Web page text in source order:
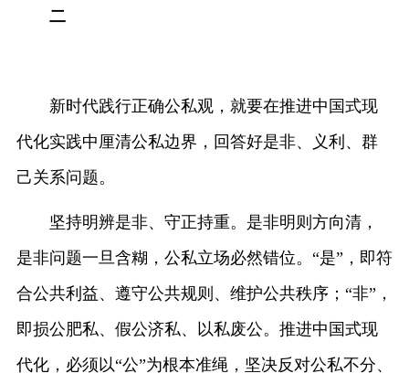
二
新时代践行正确公私观，就要在推进中国式现
代化实践中厘清公私边界，回答好是非、义利、群
己关系问题。
坚持明辨是非、守正持重。是非明则方向清，
是非问题一旦含糊，公私立场必然错位。“是”，即符
合公共利益、遵守公共规则、维护公共秩序；“非”，
即损公肥私、假公济私、以私废公。推进中国式现
代化，必须以“公”为根本准绳，坚决反对公私不分、